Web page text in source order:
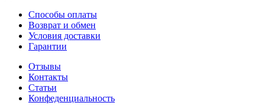
Способы оплаты
Возврат и обмен
Условия доставки
Гарантии
Отзывы
Контакты
Статьи
Конфеденциальность